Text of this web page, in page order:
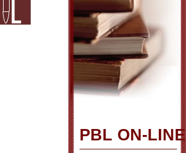
PBL ON-LINE